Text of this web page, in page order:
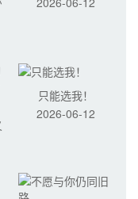
只能选我！
2026-06-12